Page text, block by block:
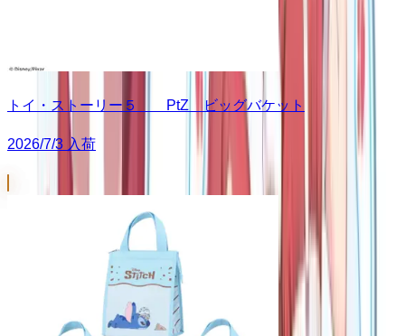
トイ・ストーリー５ PtZ ビッグバケット
2026/7/3 入荷